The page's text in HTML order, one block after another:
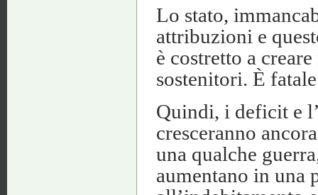
Lo stato,
attribuzioni e
è costretto a
sostenitori. È
Quindi, i deficit e
cresceranno
una qualche
aumentano in una